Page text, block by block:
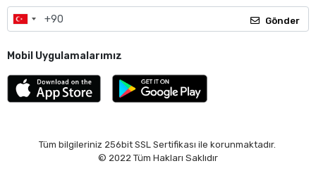
Gönder
Mobil Uygulamalarımız
Tüm bilgileriniz 256bit SSL Sertifikası ile korunmaktadır.
© 2022 Tüm Hakları Saklıdır